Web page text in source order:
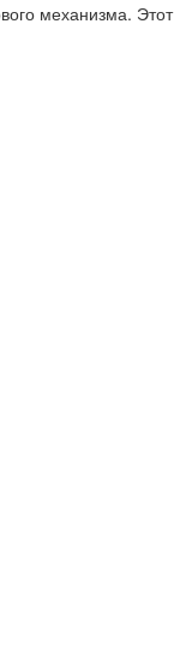
механизма. Этот